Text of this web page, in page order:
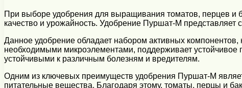
При выборе удобрения для выращивания томатов, перцев и
качество и урожайность. Удобрение Пуршат-М
Данное удобрение обладает набором активных
необходимыми микроэлементами, поддерживает устойчивое
устойчивыми к различным болезням и вредителям.
Одним из ключевых преимуществ удобрения Пуршат-М
питательные вещества. Благодаря этому, томаты, перцы и